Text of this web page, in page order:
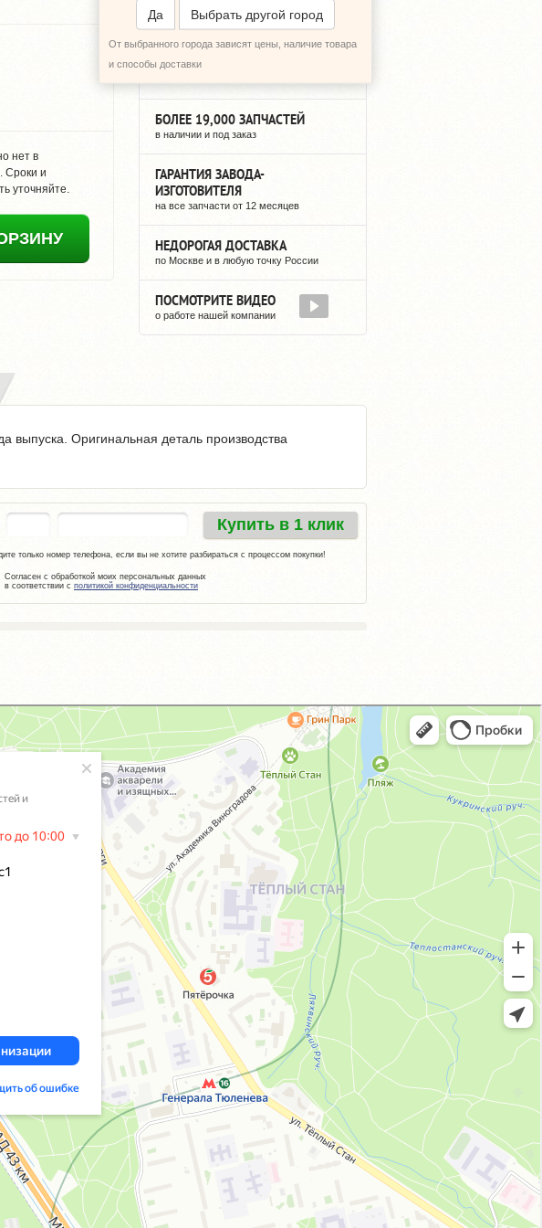
нет в
Сроки и
уточняйте.
Да Выбрать другой город
От выбранного города зависят цены, наличие товара
и способы доставки
ПЕРЕЗВОНИТЬ МНЕ
3 ГОДА НА РЫНКЕ
БОЛЕЕ 19,000 ЗАПЧАСТЕЙ
в наличии и под заказ
ГАРАНТИЯ ЗАВОДА-
ИЗГОТОВИТЕЛЯ
на все запчасти от 12 месяцев
НЕДОРОГАЯ ДОСТАВКА
по Москве и в любую точку России
ПОСМОТРИТЕ ВИДЕО
о работе нашей компании
выпуска. Оригинальная деталь производства
Купить в 1 клик
только номер телефона, если вы не хотите разбираться с процессом покупки!
Согласен с обработкой моих персональных данных
в соответствии с политикой конфиденциальности